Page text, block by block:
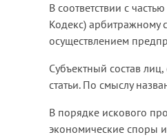
В соответствии с
Кодекс) арбитражному
осуществлением
Субъектный состав
статьи. По смыслу
В порядке искового
экономические споры